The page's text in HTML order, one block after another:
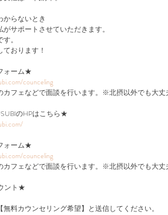
からないとき
サポートさせていただきます。
。
おります！
ォーム★
counceling
フェなどで面談を行います。​※北摂以外でも大丈
のHPはこちら★
ォーム★
counceling
フェなどで面談を行います。​※北摂以外でも大丈
ント★
料カウンセリング希望】と送信してください。